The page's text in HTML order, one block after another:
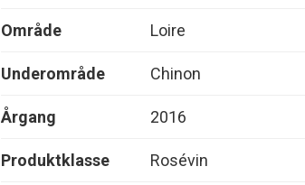
Område Loire
Underområde Chinon
Årgang 2016
Produktklasse Rosévin